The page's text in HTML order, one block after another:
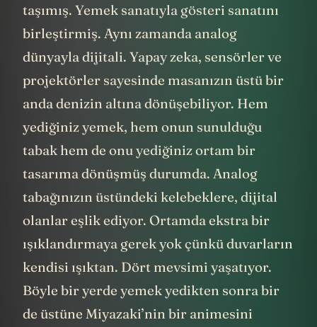
taşımış. Yemek sanatıyla gösteri sanatını
birleştirmiş. Aynı zamanda analog
dünyayla dijitali. Yapay zeka, sensörler ve
projektörler sayesinde masanızın üstü bir
anda denizin altına dönüşebiliyor. Hem
yediğiniz yemek, hem onun sunulduğu
tabak hem de onu yediğiniz ortam bir
tasarıma dönüşmüş durumda. Analog
tabağınızın üstündeki kelebeklere, dijital
olanlar eşlik ediyor. Ortamda ekstra bir
ışıklandırmaya gerek yok çünkü duvarların
kendisi ışıktan. Dört mevsimi yaşatıyor.
Böyle bir yerde yemek yedikten sonra bir
de üstüne Miyazaki’nin bir animesini